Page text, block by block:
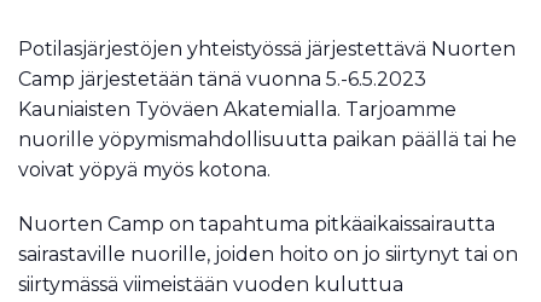
Potilasjärjestöjen yhteistyössä järjestettävä Nuorten
Camp järjestetään tänä vuonna 5.-6.5.2023
Kauniaisten Työväen Akatemialla. Tarjoamme
nuorille yöpymismahdollisuutta paikan päällä tai he
voivat yöpyä myös kotona.
Nuorten Camp on tapahtuma pitkäaikaissairautta
sairastaville nuorille, joiden hoito on jo siirtynyt tai on
siirtymässä viimeistään vuoden kuluttua